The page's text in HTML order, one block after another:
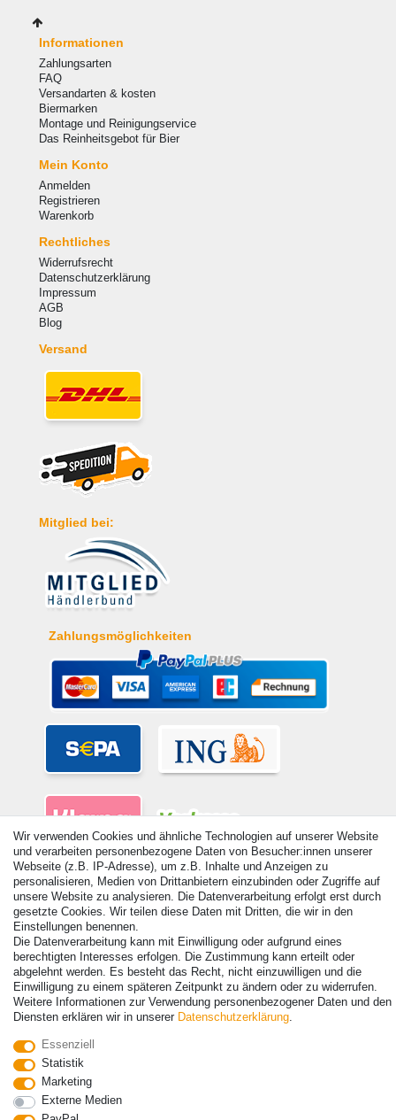
Informationen
Zahlungsarten
FAQ
Versandarten & kosten
Biermarken
Montage und Reinigungservice
Das Reinheitsgebot für Bier
Mein Konto
Anmelden
Registrieren
Warenkorb
Rechtliches
Widerrufsrecht
Datenschutzerklärung
Impressum
AGB
Blog
Versand
Mitglied bei:
Zahlungsmöglichkeiten
© Copyright 2026 | Alle Rechte vorbehalten. - Alle Rechte vorbehalten.
Preisangaben inkl. gesetzl. 19% MwSt. | Grundpreise siehe Artikeldetail | *Gilt für
Lieferungen nach Deutschland!
Vertrag widerrufen Kontakt
Wir verwenden Cookies und ähnliche Technologien auf unserer Website
und verarbeiten personenbezogene Daten von Besucher:innen unserer
Webseite (z.B. IP-Adresse), um z.B. Inhalte und Anzeigen zu
personalisieren, Medien von Drittanbietern einzubinden oder Zugriffe auf
unsere Website zu analysieren. Die Datenverarbeitung erfolgt erst durch
gesetzte Cookies. Wir teilen diese Daten mit Dritten, die wir in den
Einstellungen benennen.
Die Datenverarbeitung kann mit Einwilligung oder aufgrund eines
berechtigten Interesses erfolgen. Die Zustimmung kann erteilt oder
abgelehnt werden. Es besteht das Recht, nicht einzuwilligen und die
Einwilligung zu einem späteren Zeitpunkt zu ändern oder zu widerrufen.
Weitere Informationen zur Verwendung personenbezogener Daten und den
Diensten erklären wir in unserer Daten­schutz­erklärung.
Essenziell
Statistik
Marketing
Externe Medien